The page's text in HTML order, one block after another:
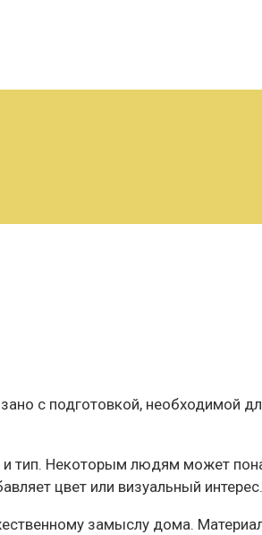
с подготовкой, необходимой
и тип. Некоторым людям может
цвет или визуальный интерес.
замыслу дома.